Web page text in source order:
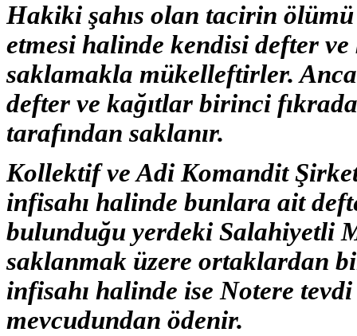
Hakiki şahıs olan tacirin
etmesi halinde kendisi defter
saklamakla mükelleftirler.
defter ve kağıtlar birinci
tarafından saklanır.
Kollektif ve Adi Komandit
infisahı halinde bunlara ait
bulunduğu yerdeki Salahiyetli
saklanmak üzere ortaklardan
infisahı halinde ise Notere
mevcudundan ödenir.